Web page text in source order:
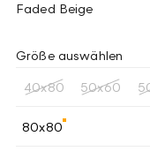
Faded Beige
Größe auswählen
40x80 50x60
80x80